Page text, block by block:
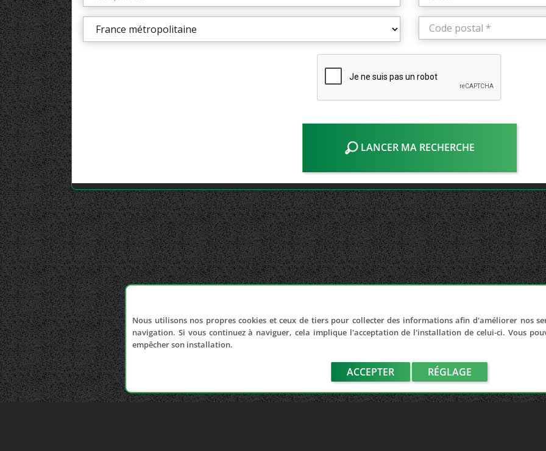
LANCER MA RECHERCHE
Nous utilisons nos propres cookies et ceux de tiers pour collecter des informations afin d'améliorer nos
navigation. Si vous continuez à naviguer, cela implique l'acceptation de l'installation de celui-ci. Vous
empêcher son installation.
ACCEPTER RÉGLAGE